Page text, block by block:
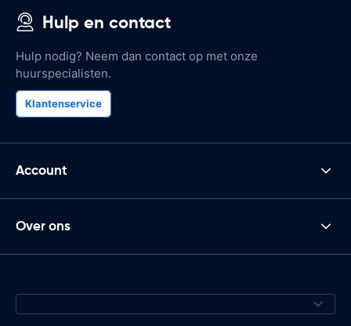
Hulp en contact
Hulp nodig? Neem dan contact op met onze
huurspecialisten.
Klantenservice
Account
Over ons